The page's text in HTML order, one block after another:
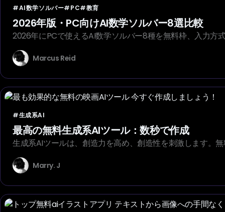
#AI数学ソルバー#PC#教育
2026年版・PC向けAI数学ソルバー8選比較
2026年にPCで使えるAI数学ソルバー8種を無料枠、入力方
Marcus Reid
#生成系AI
最高の無料生成系AIツール：数秒で作成
生成系AIツールは、創造力を高め、創造性を刺激します。
Marry. J